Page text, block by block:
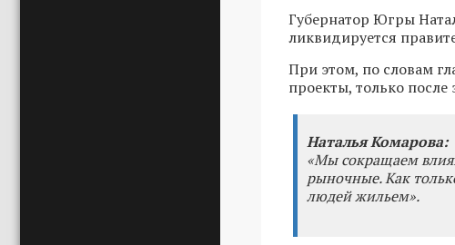
Губернатор Югры
ликвидируется
При этом, по словам
проекты, только
Наталья Комарова:
«Мы сокращаем
рыночные. Как
людей жильем».